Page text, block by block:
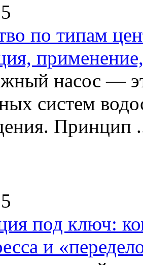
по типам
насос —
систем
Принцип
под ключ:
и